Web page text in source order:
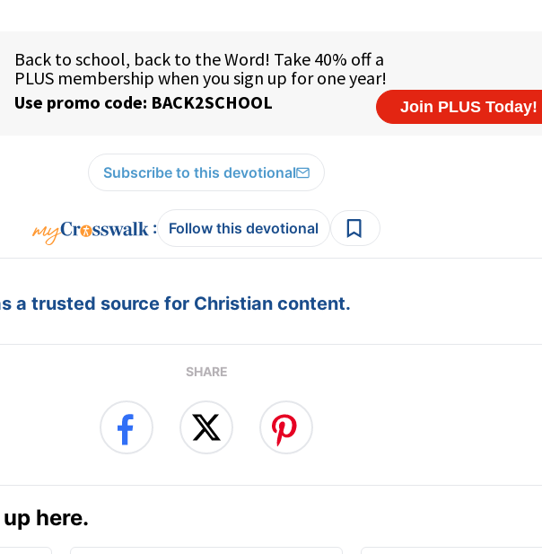
Subscribe to this devotional
: Follow this devotional
a trusted source for Christian content.
SHARE
here.